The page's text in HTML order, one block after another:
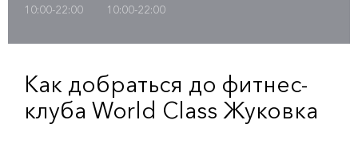
10:00-22:00
10:00-22:00
Как добраться до фитнес-
клуба World Class Жуковка